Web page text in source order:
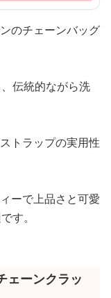
のチェーンバッグ
伝統的ながら洗
トラップの実用性
ーで上品さと可愛
す。
ェーンクラッ